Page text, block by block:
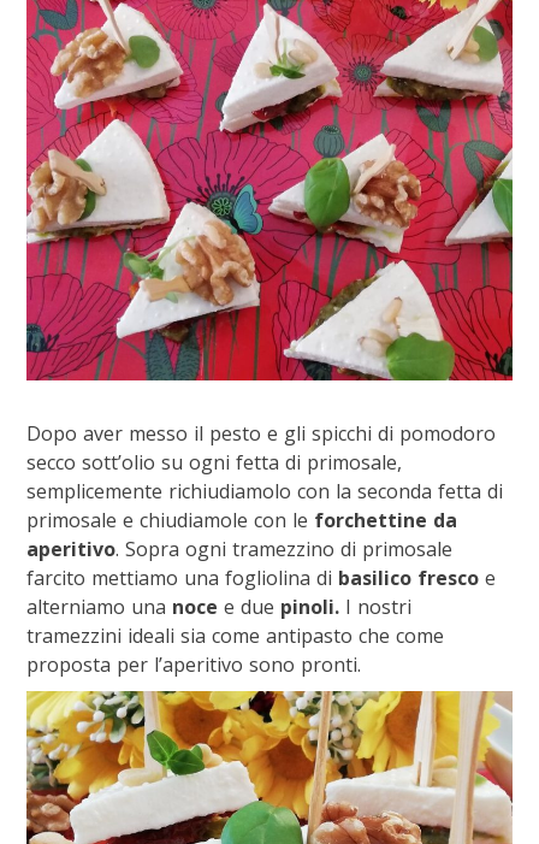
Dopo aver messo il pesto e gli spicchi di pomodoro
secco sott’olio su ogni fetta di primosale,
semplicemente richiudiamolo con la seconda fetta di
primosale e chiudiamole con le forchettine da
aperitivo. Sopra ogni tramezzino di primosale
farcito mettiamo una fogliolina di basilico fresco e
alterniamo una noce e due pinoli. I nostri
tramezzini ideali sia come antipasto che come
proposta per l’aperitivo sono pronti.